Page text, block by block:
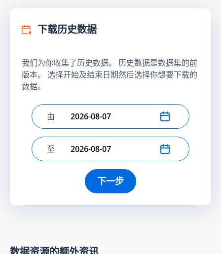
下载历史数据
我们为你收集了历史数据。 历史数据是数据集的前
版本。 选择开始及结束日期然后选择你想要下载的
数据。
选择开始日期
由
选择结束日期
至
下一步